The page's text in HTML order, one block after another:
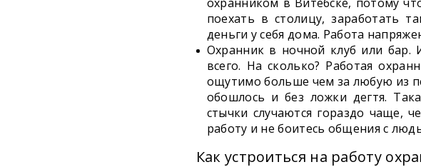
поехать в столицу, заработать
деньги у себя дома. Работа
Охранник в ночной клуб или бар.
всего. На сколько? Работая
ощутимо больше чем за любую из
обошлось и без ложки дегтя.
стычки случаются гораздо чаще,
работу и не боитесь общения с
Как устроиться на работу